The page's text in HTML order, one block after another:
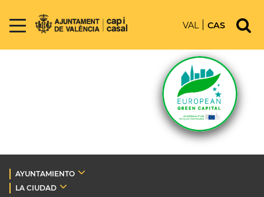
VAL CAS
AYUNTAMIENTO
LA CIUDAD